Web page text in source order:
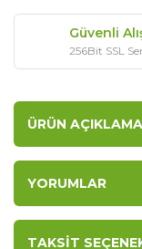
Güvenli
256Bit SSL
ÜRÜN
YORUMLAR
TAKSIT